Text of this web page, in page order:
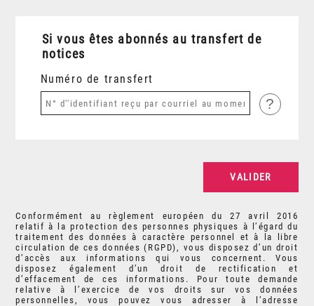
Si vous êtes abonnés au transfert de
notices
Numéro de transfert
?
Conformément au règlement européen du 27 avril 2016
relatif à la protection des personnes physiques à l’égard du
traitement des données à caractère personnel et à la libre
circulation de ces données (RGPD), vous disposez d’un droit
d’accès aux informations qui vous concernent. Vous
disposez également d’un droit de rectification et
d’effacement de ces informations. Pour toute demande
relative à l’exercice de vos droits sur vos données
personnelles, vous pouvez vous adresser à l’adresse